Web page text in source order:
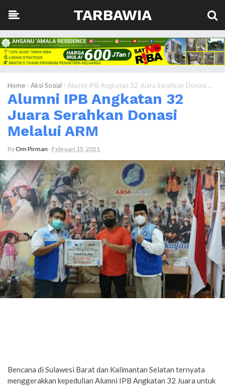
TARBAWIA
Home › Aksi Sosial › Alumni IPB Angkatan 32 Juara Serahkan Donasi Melalui ARM
Alumni IPB Angkatan 32
Juara Serahkan Donasi
Melalui ARM
ByOm Pirman - Februari 15, 2021
Bencana di Sulawesi Barat dan Kalimantan Selatan ternyata
menggerakkan kepedulian Alumni IPB Angkatan 32 Juara untuk